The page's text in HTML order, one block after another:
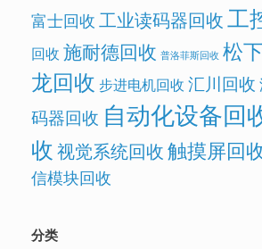
富士回收 工业读码器回收工
回收 施耐德回收 普洛菲斯回收 松
龙回收 步进电机回收 汇川回收
码器回收 自动化设备回
收视觉系统回收触摸屏回
信模块回收
分类